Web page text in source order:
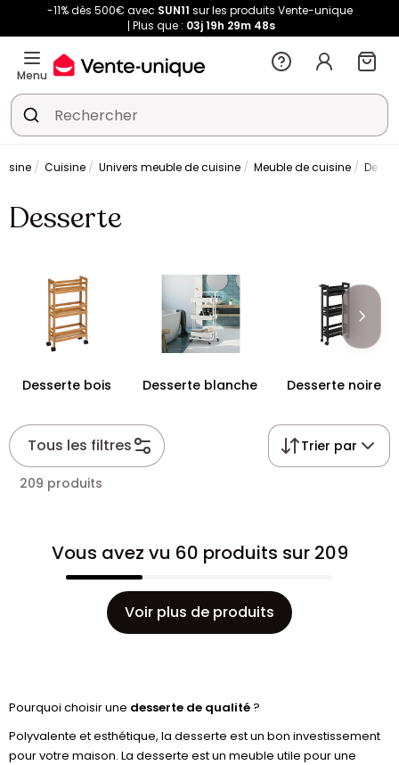
-11% dès 500€ avec SUN11 sur les produits Vente-unique
Plus que : 03j 19h 29m 47s
Menu
Cuisine Univers meuble de cuisine Meuble de cuisine
Desserte
Desserte bois Desserte blanche Desserte noire
Tous les filtres Trier par
209 produits
Vous avez vu 60 produits sur 209
Voir plus de produits
Pourquoi choisir une desserte de qualité ?
Polyvalente et esthétique, la desserte est un bon investissement
pour votre maison. La desserte est un meuble utile pour une